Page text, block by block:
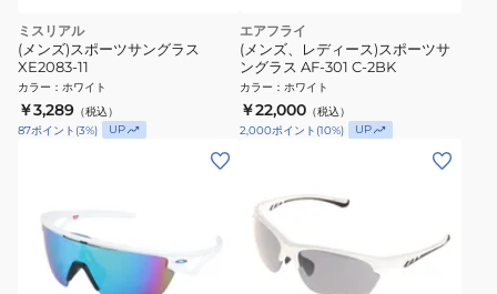
ミスリアル
(メンズ)スポーツサングラス
XE2083-11
カラー ： ホワイト
￥3,289 （税込）
87ポイント (3%) UP
エアフライ
(メンズ、レディース)スポーツサ
ングラス AF-301 C-2BK
カラー ： ホワイト
￥22,000 （税込）
2,000ポイント (10%) UP